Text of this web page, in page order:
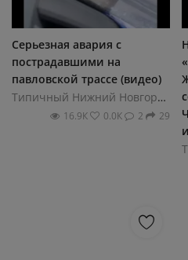
Серьезная авария с
пострадавшими на
павловской трассе (видео)
Типичный Нижний Новгород
16.9К 0.0К 2 29